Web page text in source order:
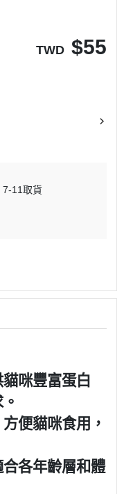
TWD $55
7-11取貨
咪豐富蛋白
便貓咪食用，
各年齡層和體